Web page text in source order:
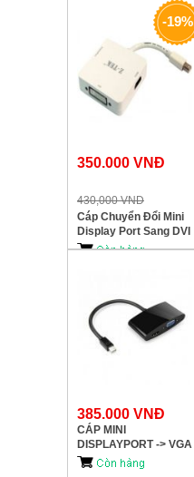
350.000 VNĐ
430,000 VND
-19%
Cáp Chuyển Đổi Mini
Display Port Sang DVI
+ HDMI + Display Port
385.000 VNĐ
CÁP MINI
DISPLAYPORT -> VGA
+ HDMI UNITEK (Y-